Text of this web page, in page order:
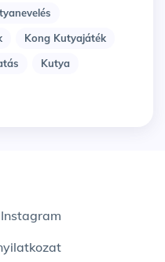
Kong Kutyajáték
Kutya
Instagram